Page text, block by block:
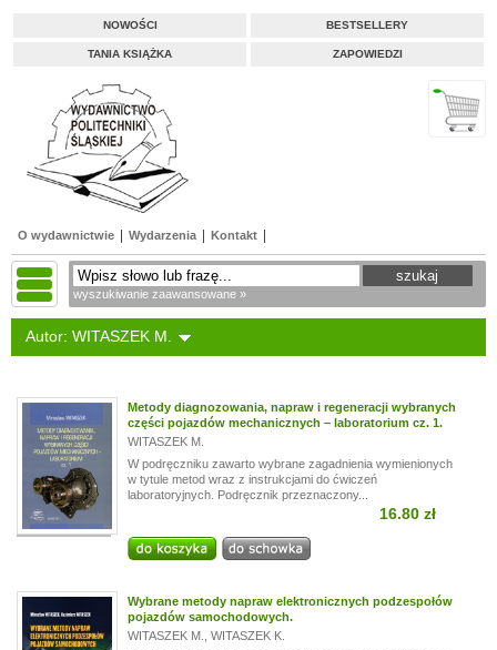
NOWOŚCI BESTSELLERY
TANIA KSIĄŻKA ZAPOWIEDZI
O wydawnictwie Wydarzenia Kontakt
wyszukiwanie zaawansowane »
Autor: WITASZEK M.
Metody diagnozowania, napraw i regeneracji wybranych
części pojazdów mechanicznych – laboratorium cz. 1.
WITASZEK M.
W podręczniku zawarto wybrane zagadnienia wymienionych
w tytule metod wraz z instrukcjami do ćwiczeń
laboratoryjnych. Podręcznik przeznaczony...
16.80 zł
Wybrane metody napraw elektronicznych podzespołów
pojazdów samochodowych.
WITASZEK M.
WITASZEK K.